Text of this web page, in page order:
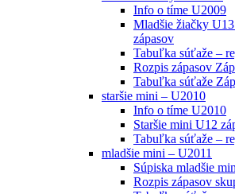
Info o tíme U2009
Mladšie žiačky
zápasov
Tabuľka súťaže –
Rozpis zápasov
Tabuľka súťaže
staršie mini – U2010
Info o tíme U2010
Staršie mini U12
Tabuľka súťaže –
mladšie mini – U2011
Súpiska mladšie
Rozpis zápasov